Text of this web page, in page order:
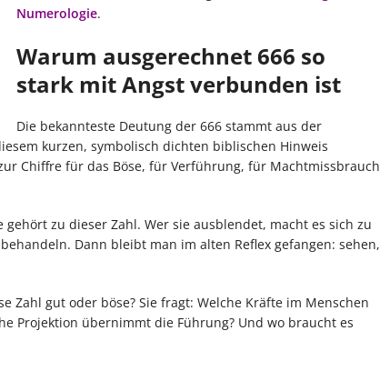
Numerologie.
Warum ausgerechnet 666 so
stark mit Angst verbunden ist
Die bekannteste Deutung der 666 stammt aus der
kurzen, symbolisch dichten biblischen Hinweis
Chiffre für das Böse, für Verführung, für Machtmissbrauch
zu dieser Zahl. Wer sie ausblendet, macht es sich zu
Dann bleibt man im alten Reflex gefangen: sehen,
gut oder böse? Sie fragt: Welche Kräfte im Menschen
Projektion übernimmt die Führung? Und wo braucht es